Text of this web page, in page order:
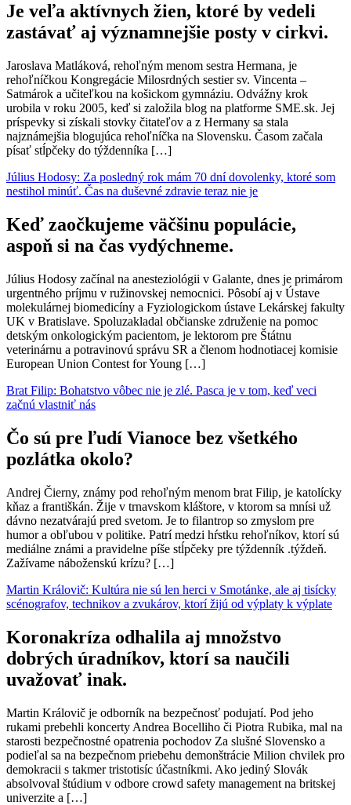
Je veľa aktívnych žien, ktoré by vedeli
zastávať aj významnejšie posty v cirkvi.
Jaroslava Matláková, rehoľným menom sestra Hermana, je
rehoľníčkou Kongregácie Milosrdných sestier sv. Vincenta –
Satmárok a učiteľkou na košickom gymnáziu. Odvážny krok
urobila v roku 2005, keď si založila blog na platforme SME.sk. Jej
príspevky si získali stovky čitateľov a z Hermany sa stala
najznámejšia blogujúca rehoľníčka na Slovensku. Časom začala
písať stĺpčeky do týždenníka […]
Július Hodosy: Za posledný rok mám 70 dní dovolenky, ktoré som
nestihol minúť. Čas na duševné zdravie teraz nie je
Keď zaočkujeme väčšinu populácie,
aspoň si na čas vydýchneme.
Július Hodosy začínal na anesteziológii v Galante, dnes je primárom
urgentného príjmu v ružinovskej nemocnici. Pôsobí aj v Ústave
molekulárnej biomedicíny a Fyziologickom ústave Lekárskej fakulty
UK v Bratislave. Spoluzakladal občianske združenie na pomoc
detským onkologickým pacientom, je lektorom pre Štátnu
veterinárnu a potravinovú správu SR a členom hodnotiacej komisie
European Union Contest for Young […]
Brat Filip: Bohatstvo vôbec nie je zlé. Pasca je v tom, keď veci
začnú vlastniť nás
Čo sú pre ľudí Vianoce bez všetkého
pozlátka okolo?
Andrej Čierny, známy pod rehoľným menom brat Filip, je katolícky
kňaz a františkán. Žije v trnavskom kláštore, v ktorom sa mnísi už
dávno nezatvárajú pred svetom. Je to filantrop so zmyslom pre
humor a obľubou v politike. Patrí medzi hŕstku rehoľníkov, ktorí sú
mediálne známi a pravidelne píše stĺpčeky pre týždenník .týždeň.
Zažívame náboženskú krízu? […]
Martin Královič: Kultúra nie sú len herci v Smotánke, ale aj tisícky
scénografov, technikov a zvukárov, ktorí žijú od výplaty k výplate
Koronakríza odhalila aj množstvo
dobrých úradníkov, ktorí sa naučili
uvažovať inak.
Martin Královič je odborník na bezpečnosť podujatí. Pod jeho
rukami prebehli koncerty Andrea Bocelliho či Piotra Rubika, mal na
starosti bezpečnostné opatrenia pochodov Za slušné Slovensko a
podieľal sa na bezpečnom priebehu demonštrácie Milion chvilek pro
demokracii s takmer tristotisíc účastníkmi. Ako jediný Slovák
absolvoval štúdium v odbore crowd safety management na britskej
univerzite a […]